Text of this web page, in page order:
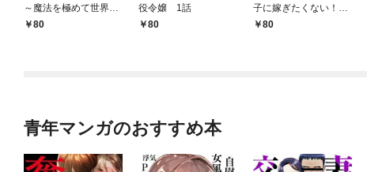
～魔法を極めて世界最
強になった転生者～
80
役令嬢 1話
80
子に嫁ぎたくない！！
1話
80
青年マンガのおすすめ本